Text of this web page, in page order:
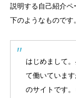
説明する自己紹介
下のようなものです。
はじめまして
て働いていま
のサイトです